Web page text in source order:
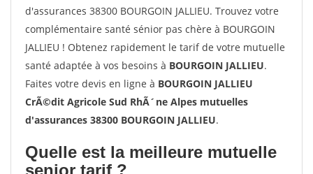
d'assurances 38300 BOURGOIN JALLIEU. Trouvez votre
complémentaire santé sénior pas chère à BOURGOIN
JALLIEU ! Obtenez rapidement le tarif de votre mutuelle
santé adaptée à vos besoins à BOURGOIN JALLIEU.
Faites votre devis en ligne à BOURGOIN JALLIEU
CrÃ©dit Agricole Sud RhÃ´ne Alpes mutuelles
d'assurances 38300 BOURGOIN JALLIEU.
Quelle est la meilleure mutuelle
senior tarif ?